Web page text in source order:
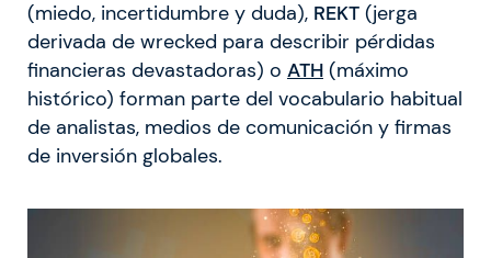
(miedo, incertidumbre y duda), REKT (jerga
derivada de wrecked para describir pérdidas
financieras devastadoras) o ATH (máximo
histórico) forman parte del vocabulario habitual
de analistas, medios de comunicación y firmas
de inversión globales.